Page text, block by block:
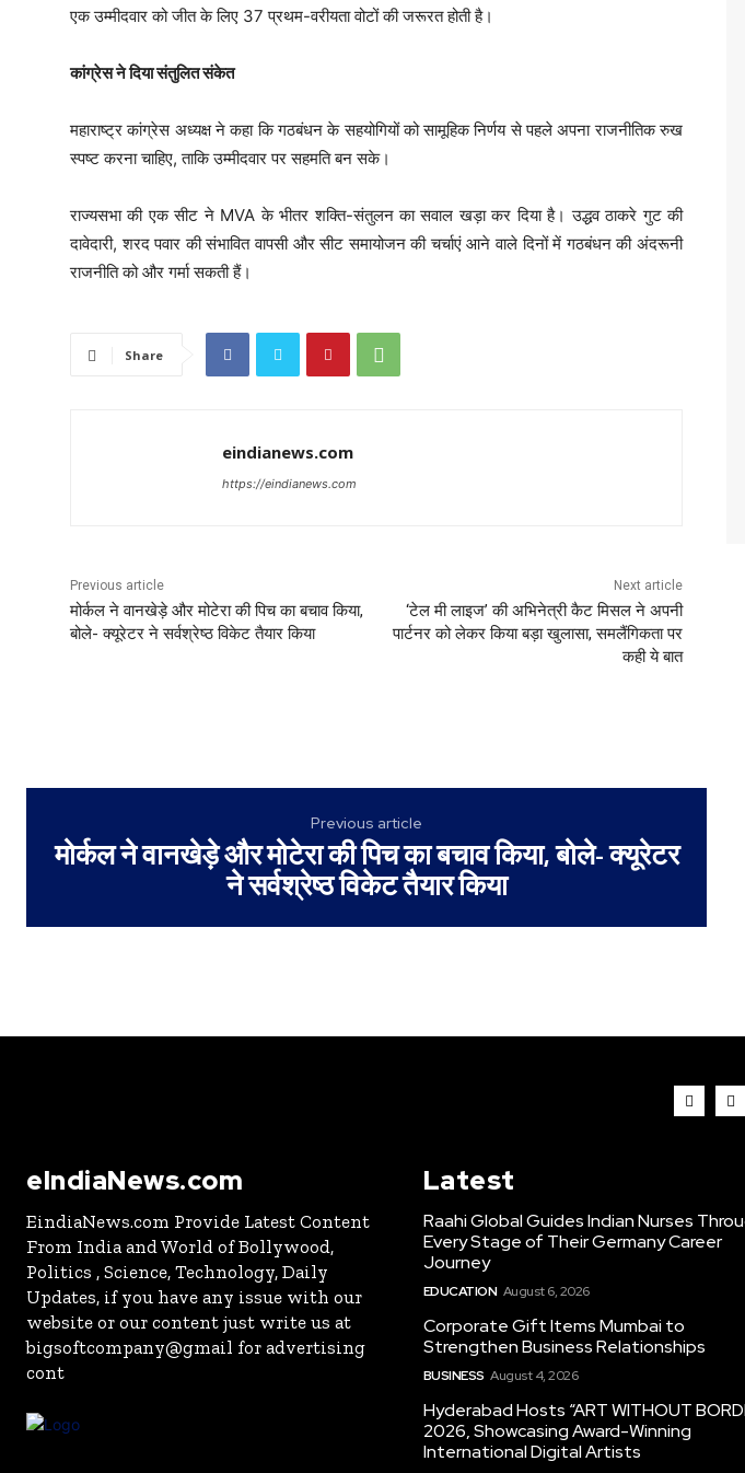
एक उम्मीदवार को जीत के लिए 37 प्रथम-वरीयता वोटों की जरूरत होती है।
कांग्रेस ने दिया संतुलित संकेत
महाराष्ट्र कांग्रेस अध्यक्ष ने कहा कि गठबंधन के सहयोगियों को सामूहिक निर्णय से पहले अपना राजनीतिक रुख
स्पष्ट करना चाहिए, ताकि उम्मीदवार पर सहमति बन सके।
राज्यसभा की एक सीट ने MVA के भीतर शक्ति-संतुलन का सवाल खड़ा कर दिया है। उद्धव ठाकरे गुट की
दावेदारी, शरद पवार की संभावित वापसी और सीट समायोजन की चर्चाएं आने वाले दिनों में गठबंधन की अंदरूनी
राजनीति को और गर्मा सकती हैं।
Share
eindianews.com
https://eindianews.com
Previous article
मोर्कल ने वानखेड़े और मोटेरा की पिच का बचाव किया,
बोले- क्यूरेटर ने सर्वश्रेष्ठ विकेट तैयार किया
Next article
‘टेल मी लाइज’ की अभिनेत्री कैट मिसल ने अपनी
पार्टनर को लेकर किया बड़ा खुलासा, समलैंगिकता पर
कही ये बात
Previous article
मोर्कल ने वानखेड़े और मोटेरा की पिच का बचाव किया, बोले- क्यूरेटर
ने सर्वश्रेष्ठ विकेट तैयार किया
eIndiaNews.com
EindiaNews.com Provide Latest Content
From India and World of Bollywood,
Politics , Science, Technology, Daily
Updates, if you have any issue with our
website or our content just write us at
bigsoftcompany@gmail for advertising
cont
Latest
Raahi Global Guides Indian Nurses
Every Stage of Their Germany Career
Journey
EDUCATION August 6, 2026
Corporate Gift Items Mumbai to
Strengthen Business Relationships
BUSINESS August 4, 2026
Hyderabad Hosts “ART WITHOUT
2026, Showcasing Award-Winning
International Digital Artists